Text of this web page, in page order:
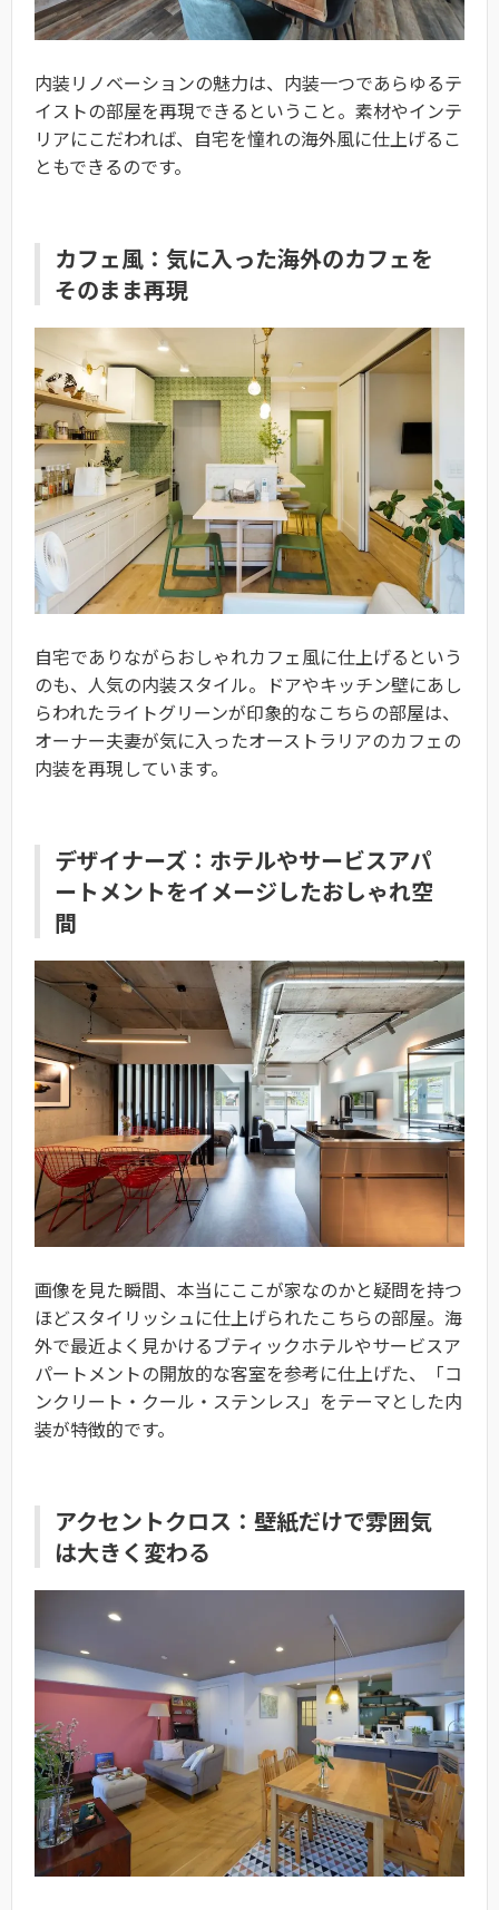
内装リノベーションの魅力は、内装一つであらゆるテ
イストの部屋を再現できるということ。素材やインテ
リアにこだわれば、自宅を憧れの海外風に仕上げるこ
ともできるのです。
カフェ風：気に入った海外のカフェを
そのまま再現
自宅でありながらおしゃれカフェ風に仕上げるという
のも、人気の内装スタイル。ドアやキッチン壁にあし
らわれたライトグリーンが印象的なこちらの部屋は、
オーナー夫妻が気に入ったオーストラリアのカフェの
内装を再現しています。
デザイナーズ：ホテルやサービスアパ
ートメントをイメージしたおしゃれ空
間
画像を見た瞬間、本当にここが家なのかと疑問を持つ
ほどスタイリッシュに仕上げられたこちらの部屋。海
外で最近よく見かけるブティックホテルやサービスア
パートメントの開放的な客室を参考に仕上げた、「コ
ンクリート・クール・ステンレス」をテーマとした内
装が特徴的です。
アクセントクロス：壁紙だけで雰囲気
は大きく変わる